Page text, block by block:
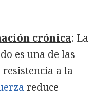
crónica: La
es una de las
a la
reduce